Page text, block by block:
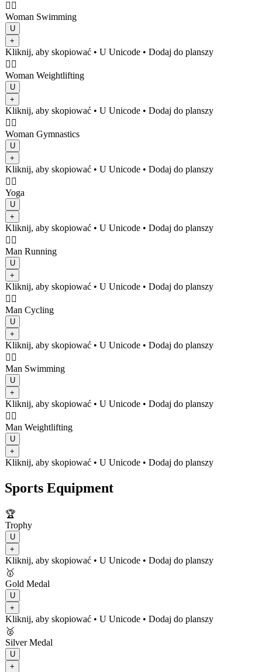
🏊‍♀️
Woman Swimming
U
+
Kliknij, aby skopiować • U Unicode • Dodaj do planszy
🏋️‍♀️
Woman Weightlifting
U
+
Kliknij, aby skopiować • U Unicode • Dodaj do planszy
🤸‍♀️
Woman Gymnastics
U
+
Kliknij, aby skopiować • U Unicode • Dodaj do planszy
🧘‍♀️
Yoga
U
+
Kliknij, aby skopiować • U Unicode • Dodaj do planszy
🏃‍♂️
Man Running
U
+
Kliknij, aby skopiować • U Unicode • Dodaj do planszy
🚴‍♂️
Man Cycling
U
+
Kliknij, aby skopiować • U Unicode • Dodaj do planszy
🏊‍♂️
Man Swimming
U
+
Kliknij, aby skopiować • U Unicode • Dodaj do planszy
🏋️‍♂️
Man Weightlifting
U
+
Kliknij, aby skopiować • U Unicode • Dodaj do planszy
Sports Equipment
🏆
Trophy
U
+
Kliknij, aby skopiować • U Unicode • Dodaj do planszy
🥇
Gold Medal
U
+
Kliknij, aby skopiować • U Unicode • Dodaj do planszy
🥈
Silver Medal
U
+